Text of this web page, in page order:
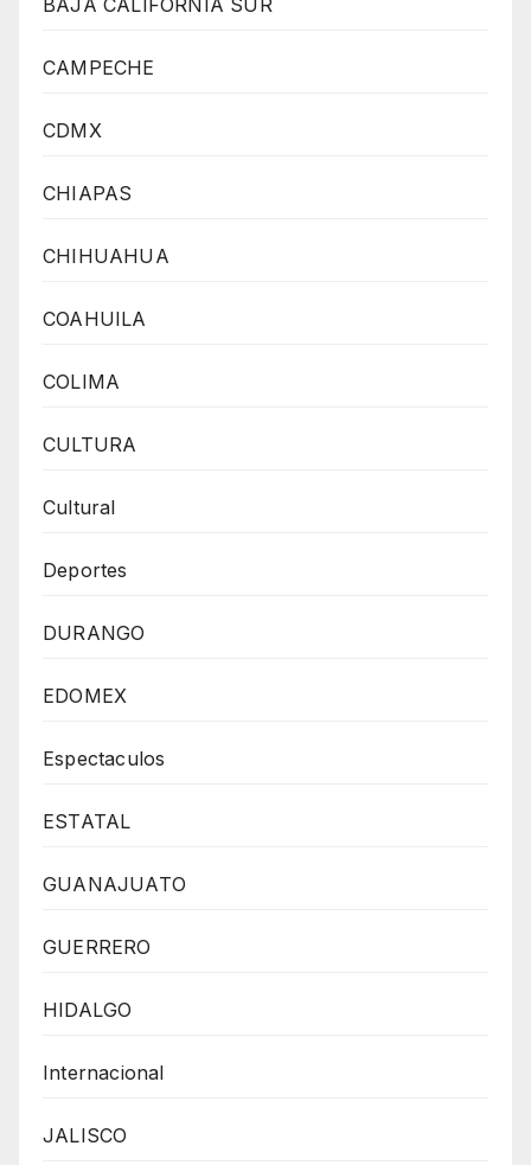
CAMPECHE
CDMX
CHIAPAS
CHIHUAHUA
COAHUILA
COLIMA
CULTURA
Cultural
Deportes
DURANGO
EDOMEX
Espectaculos
ESTATAL
GUANAJUATO
GUERRERO
HIDALGO
Internacional
JALISCO